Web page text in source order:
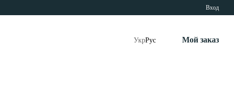
Вход
УкрРус Мой заказ